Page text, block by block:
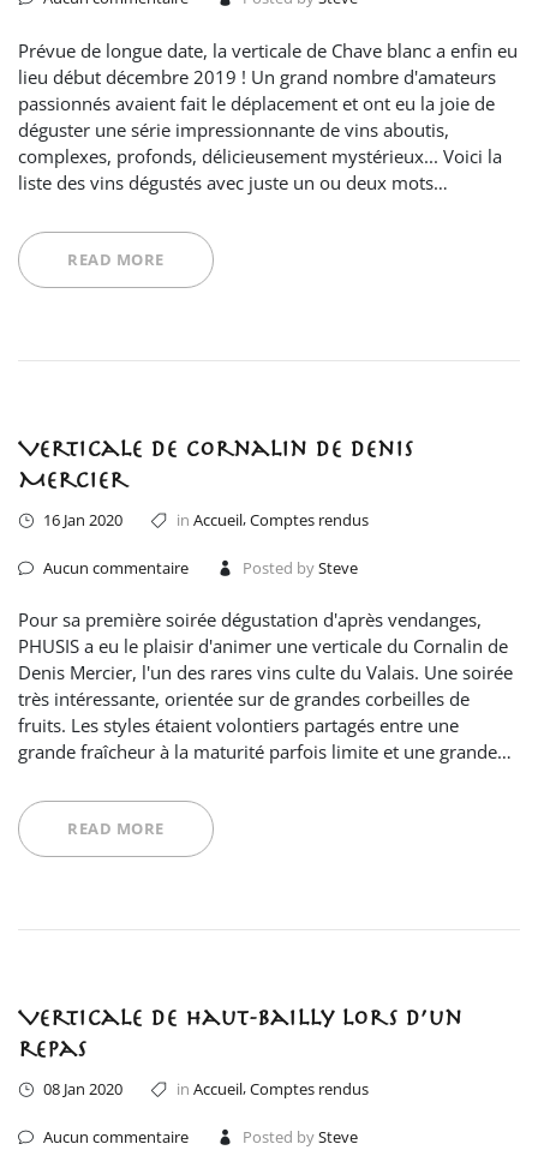
Prévue de longue date, la verticale de Chave blanc a enfin eu
lieu début décembre 2019 ! Un grand nombre d'amateurs
passionnés avaient fait le déplacement et ont eu la joie de
déguster une série impressionnante de vins aboutis,
complexes, profonds, délicieusement mystérieux... Voici la
liste des vins dégustés avec juste un ou deux mots…
READ MORE
Verticale de Cornalin de Denis
Mercier
16 Jan 2020 in Accueil,Comptes rendus
Aucun commentaire Posted bySteve
Pour sa première soirée dégustation d'après vendanges,
PHUSIS a eu le plaisir d'animer une verticale du Cornalin de
Denis Mercier, l'un des rares vins culte du Valais. Une soirée
très intéressante, orientée sur de grandes corbeilles de
fruits. Les styles étaient volontiers partagés entre une
grande fraîcheur à la maturité parfois limite et une grande…
READ MORE
Verticale de Haut-Bailly lors d’un
repas
08 Jan 2020 in Accueil,Comptes rendus
Aucun commentaire Posted bySteve